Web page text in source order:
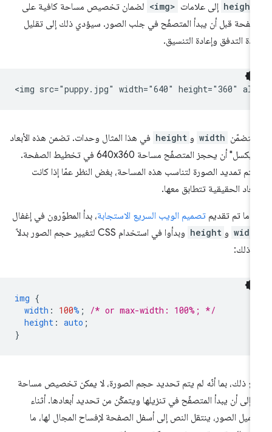
height إلى علامات <img> لضمان تخصيص مساحة كافية على
قبل أن يبدأ المتصفّح في جلب الصور. سيؤدي ذلك إلى تقليل
التدفق وإعادة التنسيق.
يتضمّن width و height في هذا المثال وحدات. تضمن هذه الأبعاد
"بالبكسل" أن يحجز المتصفّح مساحة 640x360 في تخطيط الصفحة.
تمديد الصورة لتناسب هذه المساحة، بغض النظر عمّا إذا كانت
الحقيقية تتطابق معها.
تم تقديمتصميم الويب السريع الاستجابة، بدأ المطوّرون في إغفال
و height
وبدأوا في استخدام CSS لتغيير حجم الصور بدلاً
ذلك:
img
width: 100 %; /* or max-width: 100%; */
height: auto
ذلك، بما أنّه لم يتم تحديد حجم الصورة، لا يمكن تخصيص مساحة
إلى أن يبدأ المتصفّح في تنزيلها ويتمكّن من تحديد أبعادها. أثناء
الصور، ينتقل النص إلى أسفل الصفحة لإفساح المجال لها، ما